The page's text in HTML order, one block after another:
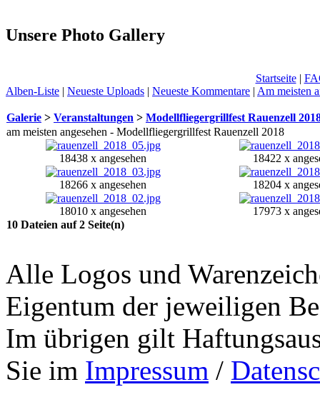
Unsere Photo Gallery
Startseite|
Alben-Liste | Neueste Uploads | Neueste Kommentare | Am meisten
Galerie > Veranstaltungen > Modellfliegergrillfest Rauenzell
am meisten angesehen - Modellfliegergrillfest Rauenzell 2018
18438 x angesehen 18422 x
18266 x angesehen 18204 x
18010 x angesehen
17973 x
10 Dateien auf 2 Seite(n)
Alle Logos und
Eigentum der jeweiligen
Im übrigen gilt
Sie im Impressum /